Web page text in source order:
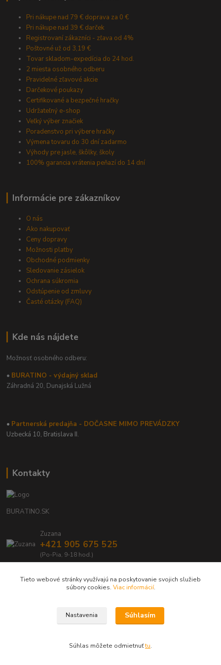
Pri nákupe nad 79 € doprava za 0 €
Pri nákupe nad 39 € darček
Registrovaní zákazníci - zľava od 4%
Poštovné už od 3,19 €
Tovar skladom-expedícia do 24 hod.
2 miesta osobného odberu
Pravidelné zľavové akcie
Darčekové poukazy
Certifikované a bezpečné hračky
Udržateľný e-shop
Veľký výber značiek
Poradenstvo pri výbere hračky
Výmena tovaru do 30 dní zadarmo
Výhody pre jasle, škôlky, školy
100% garancia vrátenia peňazí do 14 dní
Informácie pre zákazníkov
O nás
Ako nakupovať
Ceny dopravy
Možnosti platby
Obchodné podmienky
Sledovanie zásielok
Ochrana súkromia
Odstúpenie od zmluvy
Časté otázky (FAQ)
Kde nás nájdete
Možnosť osobného odberu:
• BURATINO - výdajný sklad
Záhradná 20, Dunajská Lužná
• Partnerská predajňa - DOČASNE MIMO PREVÁDZKY
Uzbecká 10, Bratislava II.
Kontakty
BURATINO.SK
Zuzana
+421 905 675 525
(Po-Pia, 9-18 hod.)
BURATINO.SK - Váš obľúbený e-shop s drevenými, eko hračkami a doplnkami
Tieto webové stránky využívajú na poskytovanie svojich služieb
súbory cookies. Viac informácií.
Nastavenia Súhlasím
Súhlas môžete odmietnuťtu.